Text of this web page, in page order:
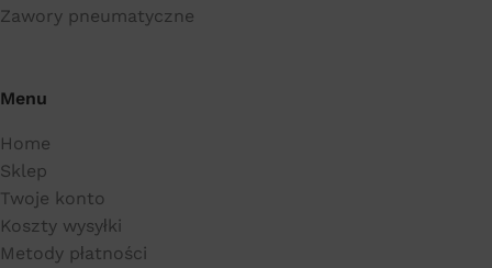
Zawory pneumatyczne
Menu
Home
Sklep
Twoje konto
Koszty wysyłki
Metody płatności